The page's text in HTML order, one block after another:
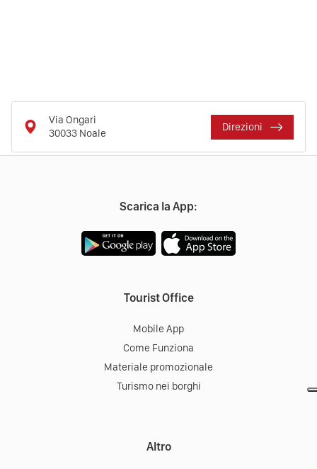
Via Ongari
30033 Noale
Direzioni
Scarica la App:
Tourist Office
Mobile App
Come Funziona
Materiale promozionale
Turismo nei borghi
Altro